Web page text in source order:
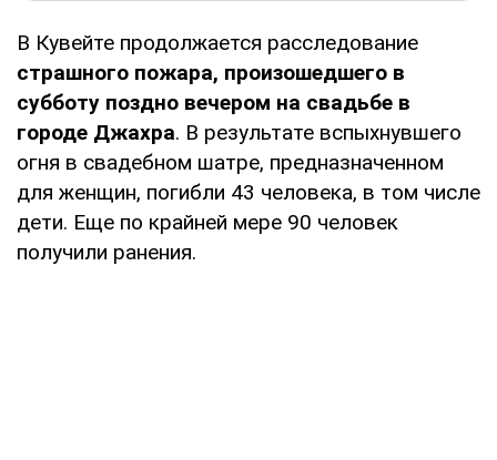
В Кувейте продолжается расследование
страшного пожара, произошедшего в
субботу поздно вечером на свадьбе в
городе Джахра. В результате вспыхнувшего
огня в свадебном шатре, предназначенном
для женщин, погибли 43 человека, в том числе
дети. Еще по крайней мере 90 человек
получили ранения.